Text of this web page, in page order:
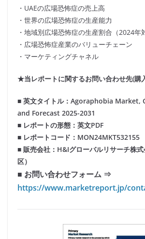
・UAEの広場恐怖症の売上高
・世界の広場恐怖症の生産能力
・地域別広場恐怖症の生産割合（2024年
・広場恐怖症産業のバリューチェーン
・マーケティングチャネル
★当レポートに関するお問い合わせ先(購
■ 英文タイトル：Agoraphobia
and Forecast 2025-2031
■ レポートの形態：英文PDF
■ レポートコード：MON24MKT532155
■ 販売会社：H&Iグローバルリサーチ株
区）
■ お問い合わせフォーム ⇒
https://www.marketreport.jp/